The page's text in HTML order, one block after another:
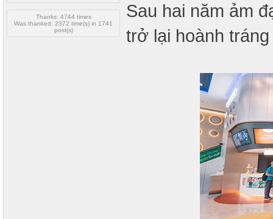
Thanks: 4744 times
Was thanked: 2372 time(s) in 1741
post(s)
Sau hai năm ảm
trở lại hoành